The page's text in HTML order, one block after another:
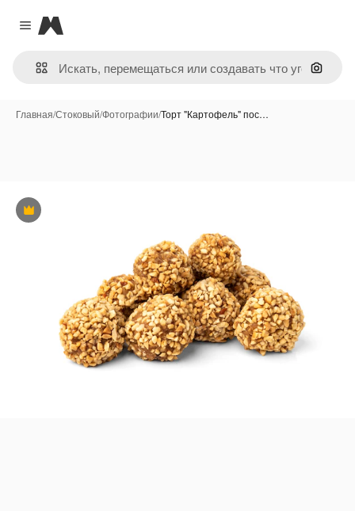
Close menu
Magnific
Поиск
Главная/Стоковый/Фотографии/Торт "Картофель" пос…
Премиум